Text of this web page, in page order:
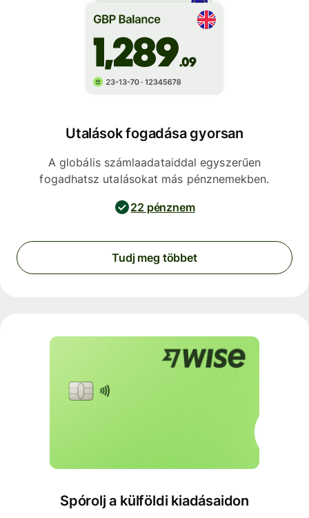
Utalások fogadása gyorsan
A globális számlaadataiddal egyszerűen
fogadhatsz utalásokat más pénznemekben.
22 pénznem
Tudj meg többet
Spórolj a külföldi kiadásaidon